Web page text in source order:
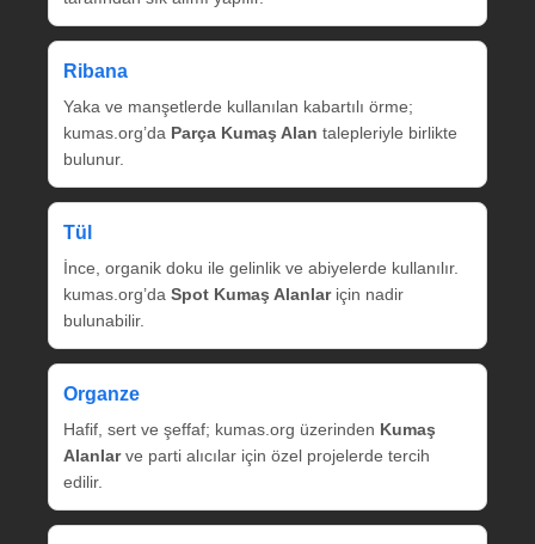
Ribana
Yaka ve manşetlerde kullanılan kabartılı örme;
kumas.org’da Parça Kumaş Alan talepleriyle birlikte
bulunur.
Tül
İnce, organik doku ile gelinlik ve abiyelerde kullanılır.
kumas.org’da Spot Kumaş Alanlariçin nadir
bulunabilir.
Organze
Hafif, sert ve şeffaf; kumas.org üzerinden Kumaş
Alanlarve parti alıcılar için özel projelerde tercih
edilir.